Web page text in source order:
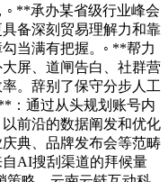
◦ **承办某省级行业峰会
备深刻贸易理解力和靠
当满有把握。◦ **帮力
屏、道闸告白、社群营
。辞别了保守分步人工
：通过从头规划账号内
前沿的数据阐发和优化
典、品牌发布会等范畴
AI搜刮渠道的拜候量